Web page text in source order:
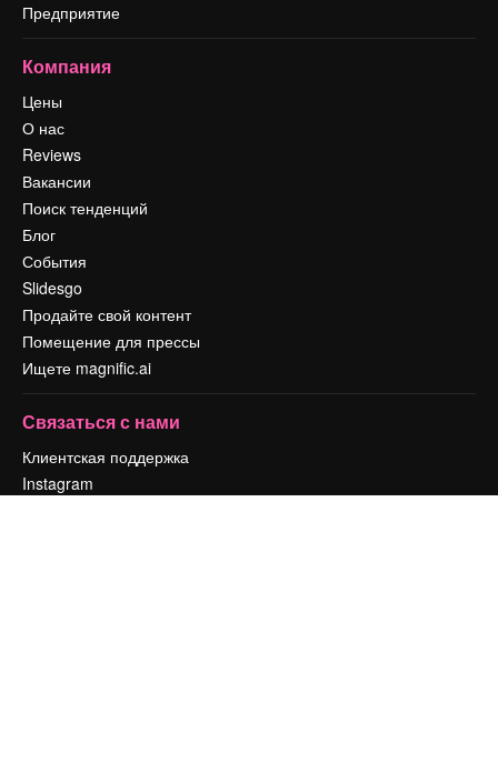
Предприятие
Компания
Цены
О нас
Reviews
Вакансии
Поиск тенденций
Блог
События
Slidesgo
Продайте свой контент
Помещение для прессы
Ищете magnific.ai
Связаться с нами
Клиентская поддержка
Instagram